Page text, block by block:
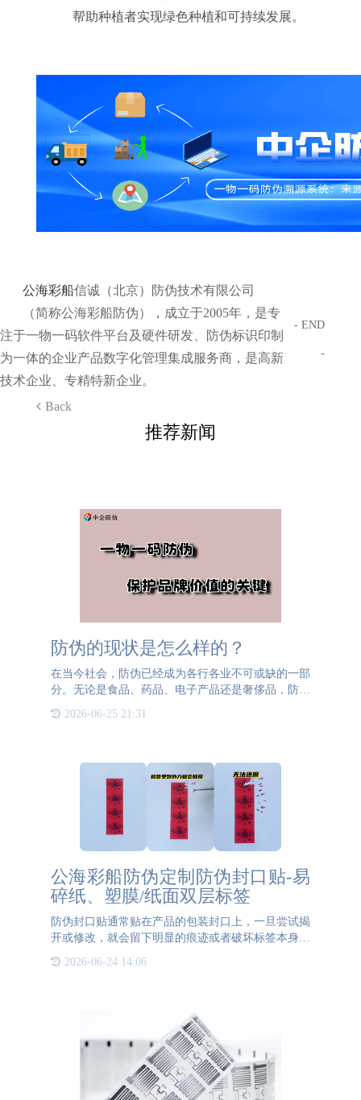
帮助种植者实现绿色种植和可持续发展。
公海彩船信诚（北京）防伪技术有限公司
（简称公海彩船防伪），成立于2005年，是专
注于一物一码软件平台及硬件研发、防伪标识印制
为一体的企业产品数字化管理集成服务商，是高新
技术企业、专精特新企业。
Back
- END
-
推荐新闻
防伪的现状是怎么样的？
在当今社会，防伪已经成为各行各业不可或缺的一部
分。无论是食品、药品、电子产品还是奢侈品，防伪
全性。防伪技术的发展也在不断进步，从早期的简单
2026-06-25 21:31
公海彩船防伪定制防伪封口贴-易
碎纸、塑膜/纸面双层标签
防伪封口贴通常贴在产品的包装封口上，一旦尝试揭
开或修改，就会留下明显的痕迹或者破坏标签本身，
从而表明该产品可能已经被篡改或遭到过未经授权的
干预。在封口进行防伪的原因是为了保护产品的完整
2026-06-24 14:06